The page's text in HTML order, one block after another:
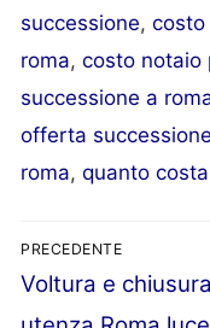
successione, costo
roma, costo notaio
successione a
offerta
roma, quanto
Navigazione
PRECEDENTE
Articolo
precedente:
Voltura e chiusura